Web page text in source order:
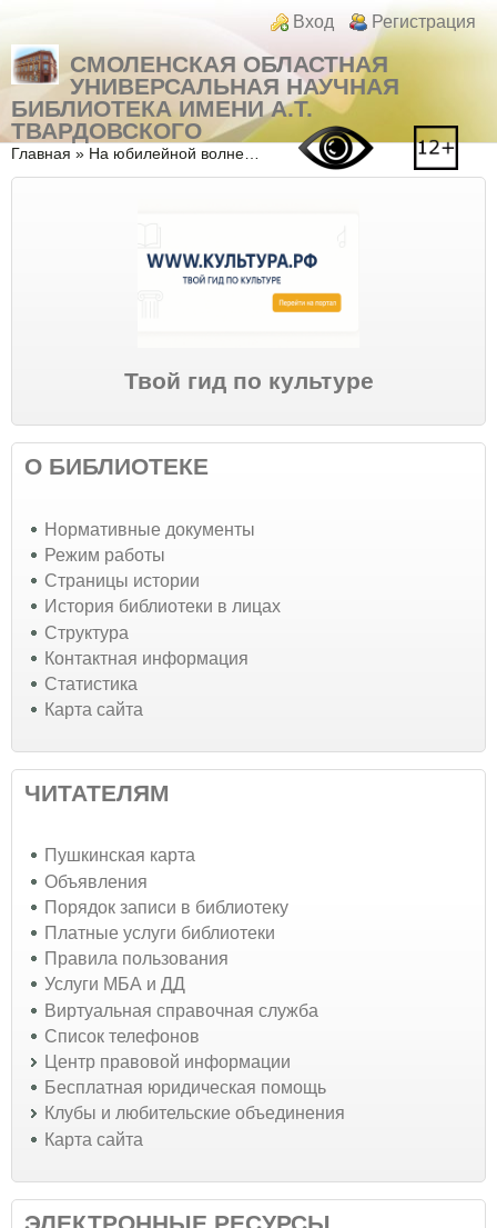
Перейти к основному содержанию
Login links
Вход Регистрация
СМОЛЕНСКАЯ ОБЛАСТНАЯ
УНИВЕРСАЛЬНАЯ НАУЧНАЯ
БИБЛИОТЕКА ИМЕНИ А.Т.
ТВАРДОВСКОГО
Вы здесь
Главная » На юбилейной волне…
Твой гид по культуре
О БИБЛИОТЕКЕ
Нормативные документы
Режим работы
Страницы истории
История библиотеки в лицах
Структура
Контактная информация
Статистика
Карта сайта
ЧИТАТЕЛЯМ
Пушкинская карта
Объявления
Порядок записи в библиотеку
Платные услуги библиотеки
Правила пользования
Услуги МБА и ДД
Виртуальная справочная служба
Список телефонов
Центр правовой информации
Бесплатная юридическая помощь
Клубы и любительские объединения
Карта сайта
ЭЛЕКТРОННЫЕ РЕСУРСЫ